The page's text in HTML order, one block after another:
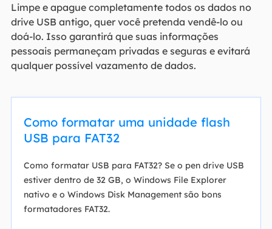
Limpe e apague completamente todos os dados no
drive USB antigo, quer você pretenda vendê-lo ou
doá-lo. Isso garantirá que suas informações
pessoais permaneçam privadas e seguras e evitará
qualquer possível vazamento de dados.
Como formatar uma unidade flash
USB para FAT32
Como formatar USB para FAT32? Se o pen drive USB
estiver dentro de 32 GB, o Windows File Explorer
nativo e o Windows Disk Management são bons
formatadores FAT32.